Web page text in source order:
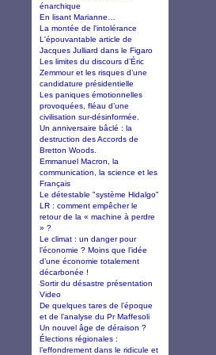
énarchique
En lisant Marianne…
La montée de l'intolérance
L'épouvantable article de
Jacques Julliard dans le Figaro
Les limites du discours d’Éric
Zemmour et les risques d’une
candidature présidentielle
Les paniques émotionnelles
provoquées, fléau d’une
civilisation sur-désinformée.
Un anniversaire bâclé : la
destruction des Accords de
Bretton Woods.
Emmanuel Macron, la
communication, la science et les
Français
Le détestable "système Hidalgo"
LR : comment empêcher le
retour de la « machine à perdre
» ?
Le climat : un danger pour
l’économie ? Moins que l’idée
d’une économie totalement
décarbonée !
Sortir du désastre présentation
Video
De quelques tares de l’époque
et de l’analyse du Pr Maffesoli
Un nouvel âge de déraison ?
Élections régionales :
l’effondrement dans le ridicule et